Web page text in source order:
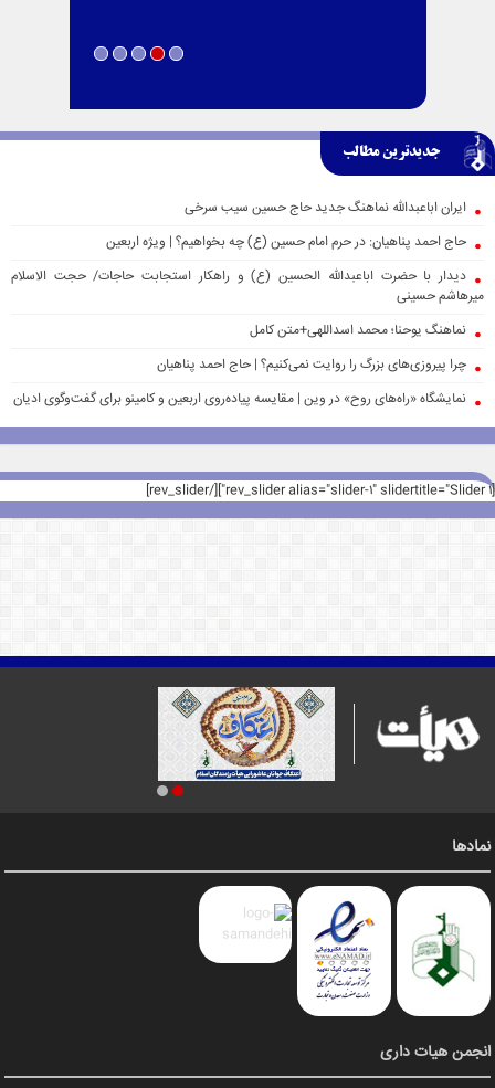
جدیدترین مطالب
ایران اباعبدالله نماهنگ جدید حاج حسین سیب سرخی
حاج احمد پناهیان: در حرم امام حسین (ع) چه بخواهیم؟ | ویژه اربعین
دیدار با حضرت اباعبدالله الحسین (ع) و راهکار استجابت حاجات/ حجت الاسلام
میرهاشم حسینی
نماهنگ یوحنا؛ محمد اسداللهی+متن کامل
چرا پیروزی‌های بزرگ را روایت نمی‌کنیم؟ | حاج احمد پناهیان
نمایشگاه «راه‌های روح» در وین | مقایسه پیاده‌روی اربعین و کامینو برای گفت‌وگوی ادیان
[rev_slider alias="slider-1" slidertitle="Slider 1"][/rev_slider]
نمادها
انجمن هیات داری